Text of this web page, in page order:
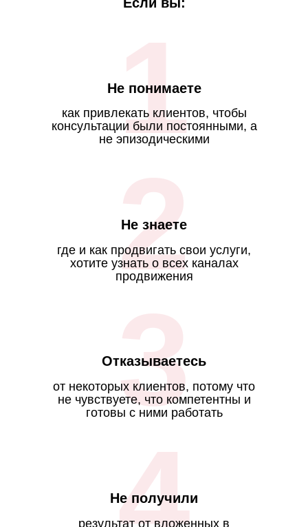
4
3
2
1
как привлекать клиентов, чтобы
консультации были постоянными, а
не эпизодическими
где и как продвигать свои услуги,
хотите узнать о всех каналах
продвижения
от некоторых клиентов, потому что
не чувствуете, что компетентны и
готовы с ними работать
Не понимаете
Не знаете
Отказываетесь
результат от вложенных в
Не получили